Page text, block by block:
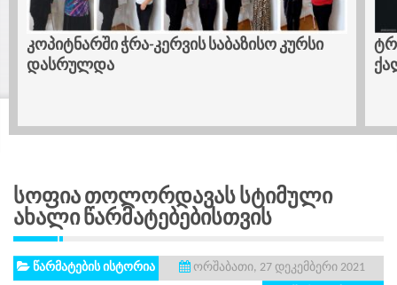
კოპიტნარში ჭრა-კერვის საბაზისო კურსი
დასრულდა
Სოფია Თოლორდავას Სტიმული
Ახალი Წარმატებებისთვის
წარმატების ისტორია
ორშაბათი, 27 დეკემბერი 2021